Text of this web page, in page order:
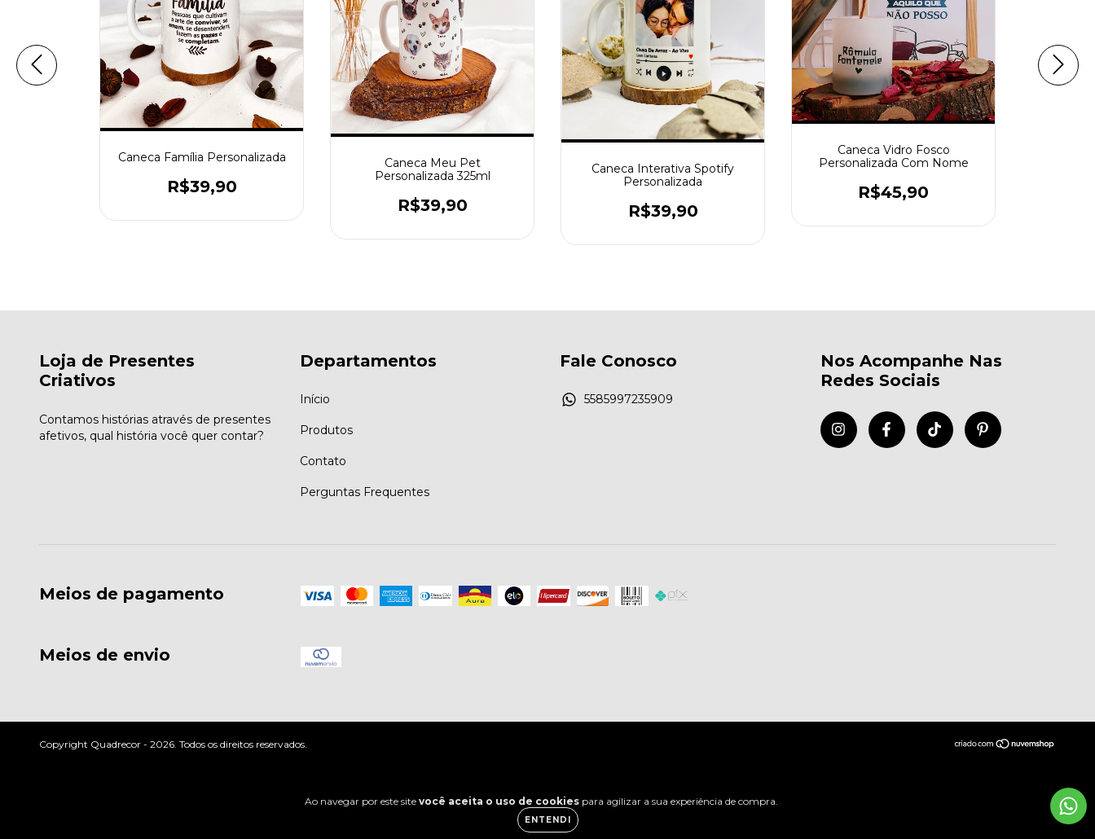
Ao navegar por este site você aceita o uso de cookiespara agilizar a sua experiência de compra.
ENTENDI
Caneca Família Personalizada
R$39,90
Caneca Meu Pet
Personalizada 325ml
R$39,90
Caneca Interativa Spotify
Personalizada
R$39,90
Caneca Vidro Fosco
Personalizada Com Nome
R$45,90
Loja de Presentes
Criativos
Contamos histórias através de presentes
afetivos, qual história você quer contar?
Departamentos
Início
Produtos
Contato
Perguntas Frequentes
Fale Conosco
5585997235909
Nos Acompanhe Nas
Redes Sociais
Meios de pagamento
Meios de envio
Copyright Quadrecor - 2026. Todos os direitos reservados.